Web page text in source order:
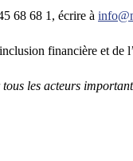
68 68 1, écrire à
financière et
les acteurs